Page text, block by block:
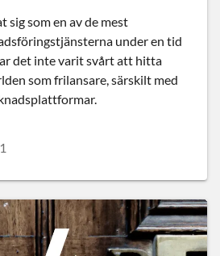
sig som en av de mest
under en tid
det inte varit svårt att hitta
som frilansare, särskilt med